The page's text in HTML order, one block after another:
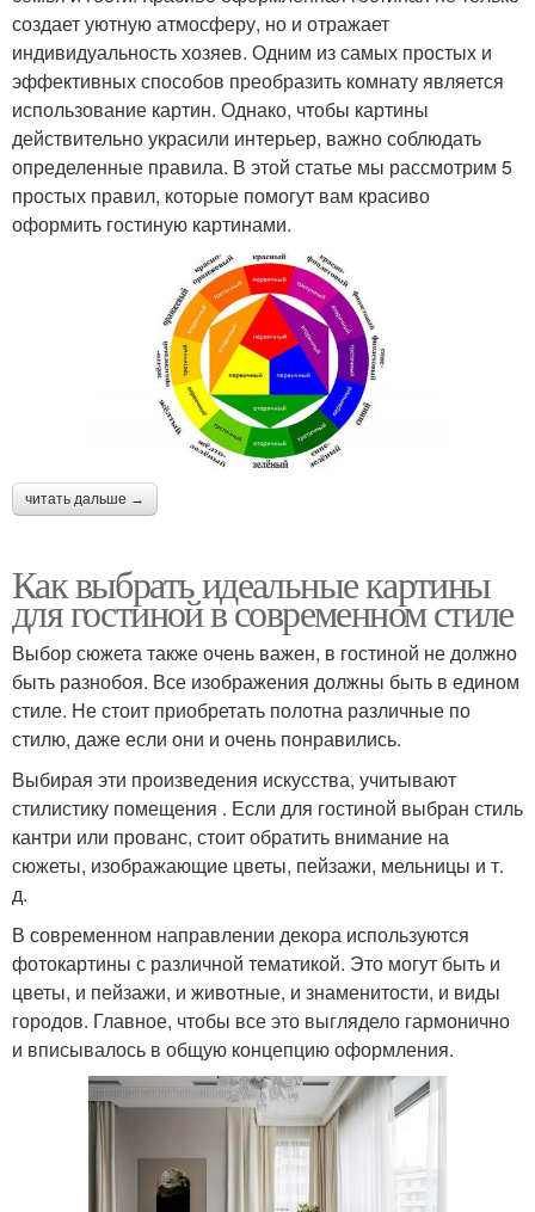
создает уютную атмосферу, но и отражает
индивидуальность хозяев. Одним из самых простых и
эффективных способов преобразить комнату является
использование картин. Однако, чтобы картины
действительно украсили интерьер, важно соблюдать
определенные правила. В этой статье мы рассмотрим 5
простых правил, которые помогут вам красиво
оформить гостиную картинами.
читать дальше →
Как выбрать идеальные картины
для гостиной в современном стиле
Выбор сюжета также очень важен, в гостиной не должно
быть разнобоя. Все изображения должны быть в едином
стиле. Не стоит приобретать полотна различные по
стилю, даже если они и очень понравились.
Выбирая эти произведения искусства, учитывают
стилистику помещения . Если для гостиной выбран стиль
кантри или прованс, стоит обратить внимание на
сюжеты, изображающие цветы, пейзажи, мельницы и т.
д.
В современном направлении декора используются
фотокартины с различной тематикой. Это могут быть и
цветы, и пейзажи, и животные, и знаменитости, и виды
городов. Главное, чтобы все это выглядело гармонично
и вписывалось в общую концепцию оформления.